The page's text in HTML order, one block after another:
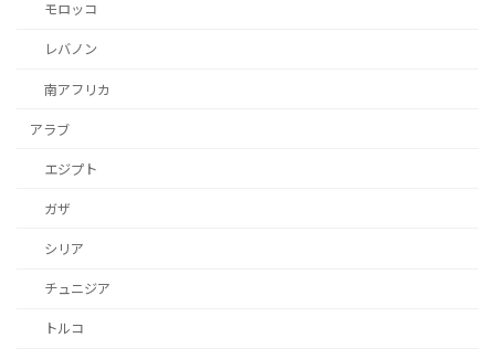
モロッコ
レバノン
南アフリカ
アラブ
エジプト
ガザ
シリア
チュニジア
トルコ